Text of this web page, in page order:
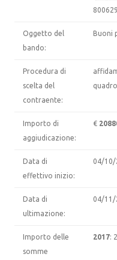
Oggetto del
bando:
Buoni
Procedura di
scelta del
contraente:
Importo di
aggiudicazione:
€
Data di
effettivo inizio:
04/10/
Data di
ultimazione:
04/11/
Importo delle
somme
2017: